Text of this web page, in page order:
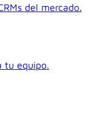
del mercado.
tu equipo.